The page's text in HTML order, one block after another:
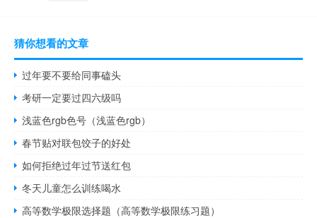
猜你想看的文章
过年要不要给同事磕头
考研一定要过四六级吗
浅蓝色rgb色号（浅蓝色rgb）
春节贴对联包饺子的好处
如何拒绝过年过节送红包
冬天儿童怎么训练喝水
高等数学极限选择题（高等数学极限练习题）